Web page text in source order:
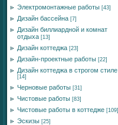
Электромонтажные работы [43]
Дизайн бассейна [7]
Дизайн биллиардной и комнат
отдыха [13]
Дизайн коттеджа [23]
Дизайн-проектные работы [22]
Дизайн коттеджа в строгом стиле
[14]
Черновые работы [31]
Чистовые работы [83]
Чистовые работы в коттедже [109]
Эскизы [25]